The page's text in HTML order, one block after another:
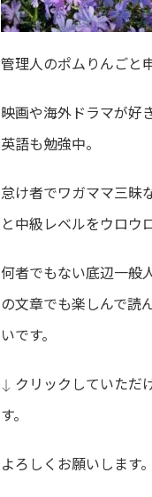
管理人のポムりんごと
映画や海外ドラマが好
英語も勉強中。
怠け者でワガママ三昧
と中級レベルをウロウ
何者でもない底辺一般
の文章でも楽しんで読
いです。
↓ クリックしていただ
す。
よろしくお願いします。